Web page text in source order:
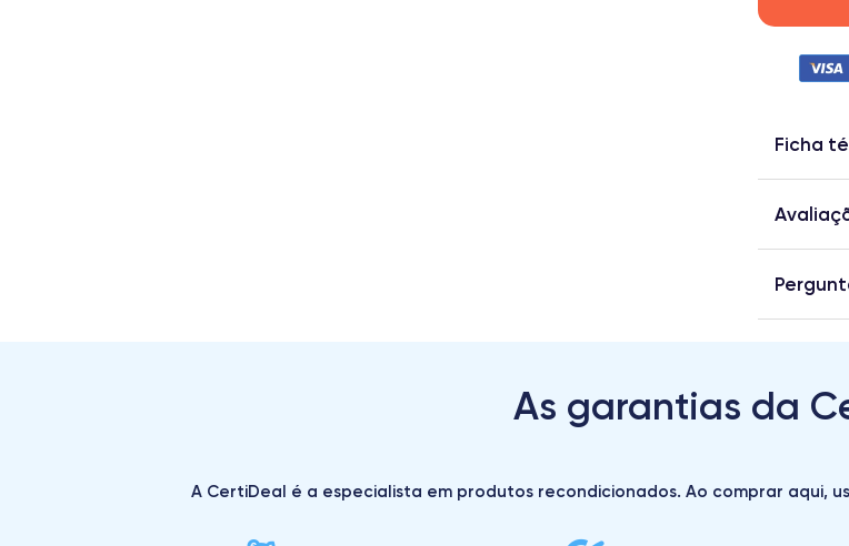
Ficha
As garantias da
A CertiDeal é a especialista em produtos recondicionados. Ao comprar aqui,